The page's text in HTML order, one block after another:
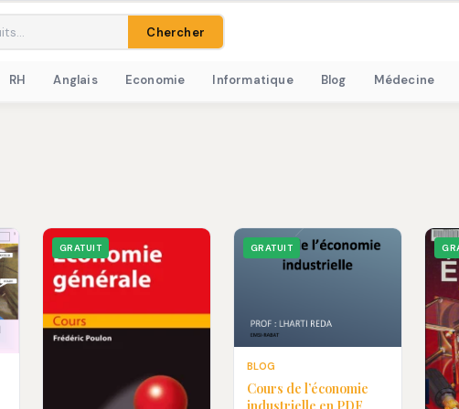
Chercher
RH Anglais Economie Informatique Blog Médecine
GRATUIT GRATUIT
BLOG
Cours de l’économie